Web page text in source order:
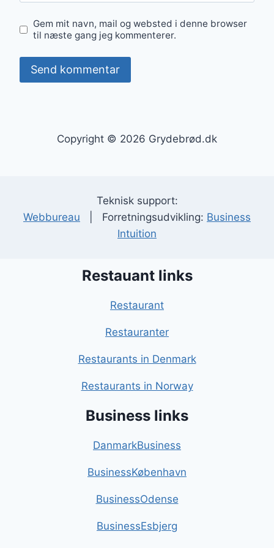
Gem mit navn, mail og websted i denne browser
til næste gang jeg kommenterer.
Copyright © 2026 Grydebrød.dk
Teknisk support:
Webbureau | Forretningsudvikling: Business
Intuition
Restauant links
Restaurant
Restauranter
Restaurants in Denmark
Restaurants in Norway
Business links
DanmarkBusiness
BusinessKøbenhavn
BusinessOdense
BusinessEsbjerg